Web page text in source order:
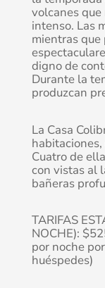
volcanes
intenso. Las
mientras
digno de
Durante la
produzcan
La Casa
Cuatro de
con vistas al
bañeras
TARIFAS
NOCHE):
por noche
huéspedes)